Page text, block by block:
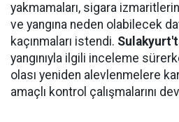
yakmamaları, sigara
ve yangına neden olabilecek
kaçınmaları istendi.
yangınıyla ilgili inceleme
olası yeniden alevlenmelere
amaçlı kontrol çalışmalarını